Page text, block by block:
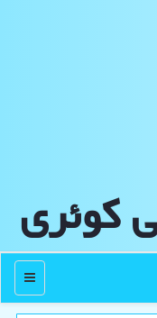
كوئری
منو